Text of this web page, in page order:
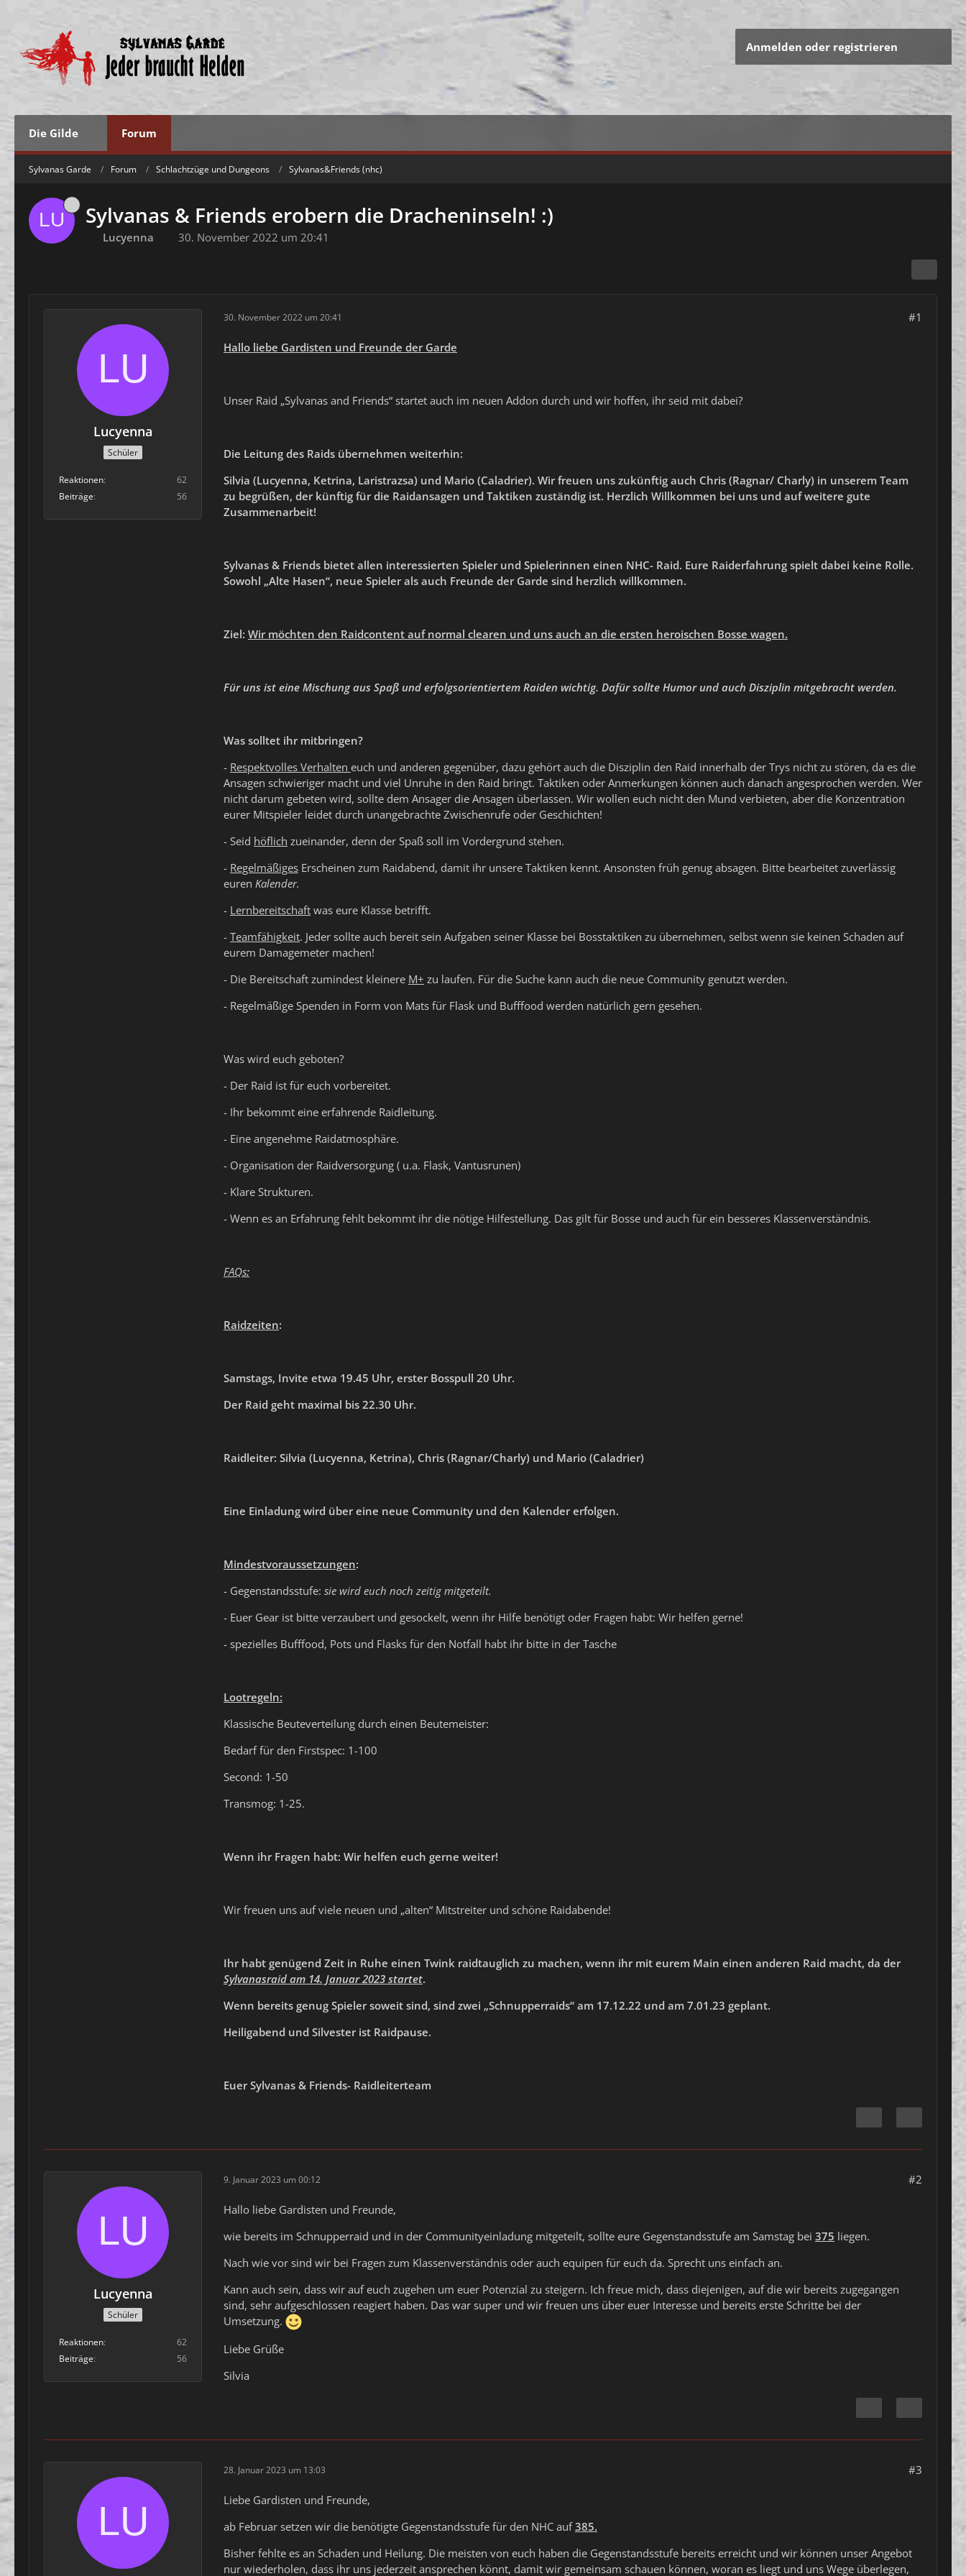
Anmelden oder registrieren
Die Gilde Forum
Sylvanas Garde Forum Schlachtzüge und Dungeons Sylvanas&Friends (nhc)
Sylvanas & Friends erobern die Dracheninseln! :)
Lucyenna 30. November 2022 um 20:41
Lucyenna
Schüler
Reaktionen
62
Beiträge
56
30. November 2022 um 20:41 #1
Hallo liebe Gardisten und Freunde der Garde
Unser Raid „Sylvanas and Friends“ startet auch im neuen Addon durch und wir hoffen, ihr seid mit dabei?
Die Leitung des Raids übernehmen weiterhin:
Silvia (Lucyenna, Ketrina, Laristrazsa) und Mario (Caladrier). Wir freuen uns zukünftig auch Chris (Ragnar/ Charly) in unserem Team
zu begrüßen, der künftig für die Raidansagen und Taktiken zuständig ist. Herzlich Willkommen bei uns und aufweitere gute
Zusammenarbeit!
Sylvanas & Friends bietet allen interessierten Spieler und Spielerinnen einen NHC- Raid. Eure Raiderfahrung spielt dabei keine Rolle.
Sowohl „Alte Hasen“, neue Spielerals auch Freunde der Garde sind herzlich willkommen.
Ziel: Wir möchten den Raidcontent auf normal clearen und uns auch an die ersten heroischen Bosse wagen.
Für uns ist eine Mischung aus Spaß und erfolgsorientiertem Raiden wichtig. Dafür sollte Humor und auch Disziplin mitgebracht werden.
Was solltet ihr mitbringen?
- Respektvolles Verhalten euch und anderen gegenüber, dazu gehört auch die Disziplin den Raid innerhalb der Trys nicht zu stören, da es die
Ansagen schwieriger macht und viel Unruhe in den Raid bringt. Taktiken oder Anmerkungen können auch danach angesprochen werden. Wer
nicht darum gebeten wird, sollte dem Ansager die Ansagen überlassen. Wir wollen euch nicht den Mund verbieten, aber die Konzentration
eurer Mitspieler leidet durch unangebrachte Zwischenrufe oder Geschichten!
- Seid höflich zueinander, denn der Spaß soll im Vordergrund stehen.
- Regelmäßiges Erscheinen zum Raidabend, damit ihr unsere Taktiken kennt. Ansonsten früh genug absagen. Bitte bearbeitet zuverlässig
euren Kalender.
- Lernbereitschaft was eure Klasse betrifft.
- Teamfähigkeit. Jeder sollte auch bereit sein Aufgaben seiner Klasse bei Bosstaktiken zu übernehmen, selbst wenn sie keinen Schaden auf
eurem Damagemeter machen!
- Die Bereitschaft zumindest kleinere M+ zu laufen. Für die Suche kann auch die neue Community genutzt werden.
- Regelmäßige Spenden in Form von Mats für Flask und Bufffood werden natürlich gern gesehen.
Was wird euch geboten?
- Der Raid ist für euch vorbereitet.
- Ihr bekommt eine erfahrende Raidleitung.
- Eine angenehme Raidatmosphäre.
- Organisation der Raidversorgung ( u.a. Flask, Vantusrunen)
- Klare Strukturen.
- Wenn es an Erfahrung fehlt bekommt ihr die nötige Hilfestellung. Das gilt für Bosse und auch für ein besseres Klassenverständnis.
FAQs:
Raidzeiten:
Samstags, Invite etwa 19.45 Uhr, erster Bosspull 20 Uhr.
Der Raid geht maximal bis 22.30 Uhr.
Raidleiter: Silvia (Lucyenna, Ketrina), Chris (Ragnar/Charly) und Mario (Caladrier)
Eine Einladung wird über eine neue Community und den Kalender erfolgen.
Mindestvoraussetzungen:
- Gegenstandsstufe: sie wird euch noch zeitig mitgeteilt.
- Euer Gear ist bitte verzaubert und gesockelt, wenn ihr Hilfe benötigt oder Fragen habt: Wir helfen gerne!
- spezielles Bufffood, Pots und Flasks für den Notfall habt ihr bitte in der Tasche
Lootregeln:
Klassische Beuteverteilung durch einen Beutemeister:
Bedarf für den Firstspec: 1-100
Second: 1-50
Transmog: 1-25.
Wenn ihr Fragen habt: Wir helfen euch gerne weiter!
Wir freuen uns auf viele neuen und „alten“ Mitstreiter und schöne Raidabende!
Ihr habt genügend Zeit in Ruhe einen Twink raidtauglich zu machen, wenn ihr mit eurem Main einen anderen Raid macht, da der
Sylvanasraid am 14. Januar 2023 startet.
Wenn bereits genug Spieler soweit sind, sind zwei „Schnupperraids“ am 17.12.22 und am 7.01.23 geplant.
Heiligabend und Silvester ist Raidpause.
Euer Sylvanas & Friends- Raidleiterteam
Lucyenna
Schüler
Reaktionen
62
Beiträge
56
9. Januar 2023 um 00:12 #2
Hallo liebe Gardisten und Freunde,
wie bereits im Schnupperraid und in der Communityeinladung mitgeteilt, sollte eure Gegenstandsstufe am Samstag bei 375 liegen.
Nach wie vor sind wir bei Fragen zum Klassenverständnis oder auch equipen für euch da. Sprecht uns einfach an.
Kann auch sein, dass wir auf euch zugehen um euer Potenzial zu steigern. Ich freue mich, dass diejenigen, auf die wir bereits zugegangen
sind, sehr aufgeschlossen reagiert haben. Das war super und wir freuen uns über euer Interesse und bereits erste Schritte bei der
Umsetzung.
Liebe Grüße
Silvia
28. Januar 2023 um 13:03 #3
Liebe Gardisten und Freunde,
ab Februar setzen wir die benötigte Gegenstandsstufe für den NHC auf385.
Bisher fehlte es an Schaden und Heilung. Die meisten von euch haben die Gegenstandsstufe bereits erreicht und wir können unser Angebot
nur wiederholen, dass ihr uns jederzeit ansprechen könnt, damit wir gemeinsam schauen können, woran es liegt und uns Wege überlegen,